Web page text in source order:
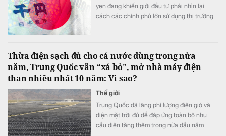
yen đang khiến giới đầu tư phải nhìn lại
cách các chính phủ lớn sử dụng thị trường
Thừa điện sạch đủ cho cả nước dùng trong nửa
năm, Trung Quốc vẫn “xả bỏ", mở nhà máy điện
than nhiều nhất 10 năm: Vì sao?
Thế giới
Trung Quốc đã lãng phí lượng điện gió và
điện mặt trời đủ để đáp ứng toàn bộ nhu
cầu điện tăng thêm trong nửa đầu năm